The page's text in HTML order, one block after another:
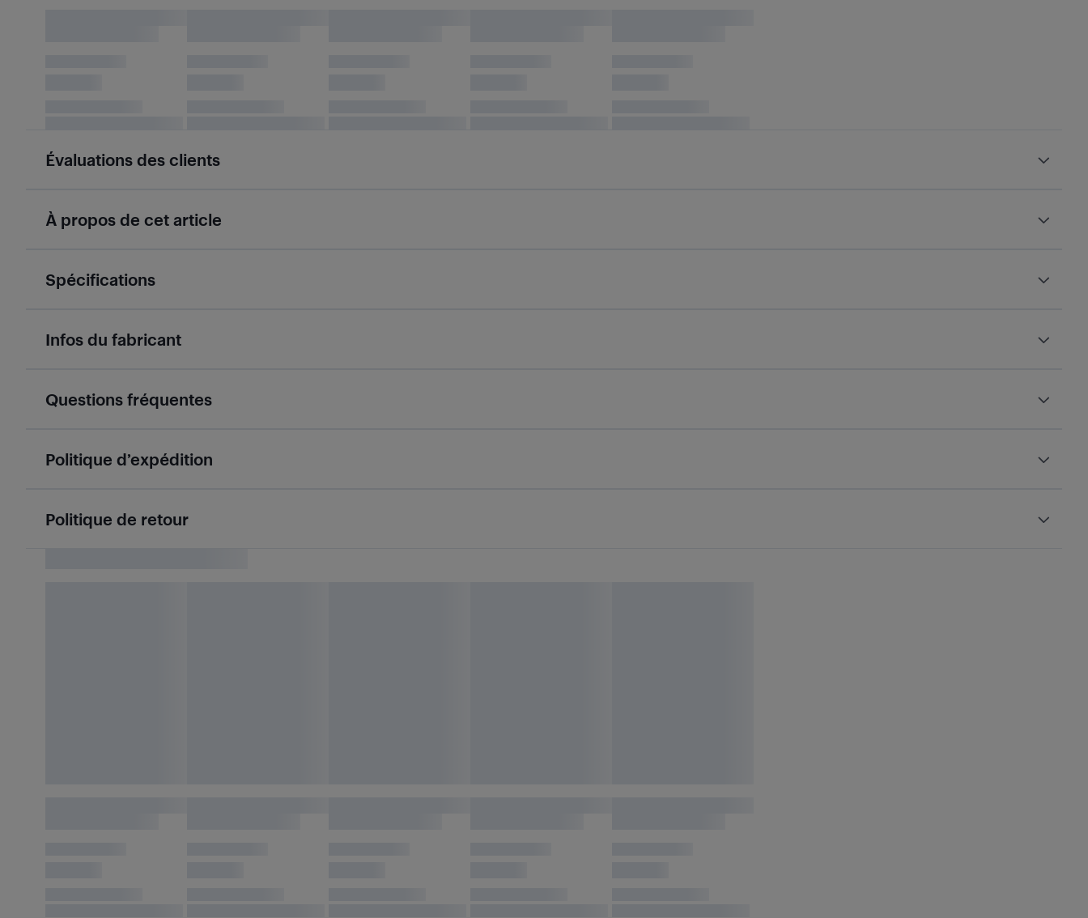
Évaluations des clients
À propos de cet article
Spécifications
Infos du fabricant
Questions fréquentes
Politique d’expédition
Politique de retour